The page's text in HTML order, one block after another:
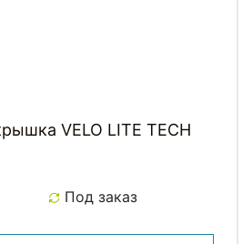
Седельная покрышка VELO LITE TECH
Под заказ